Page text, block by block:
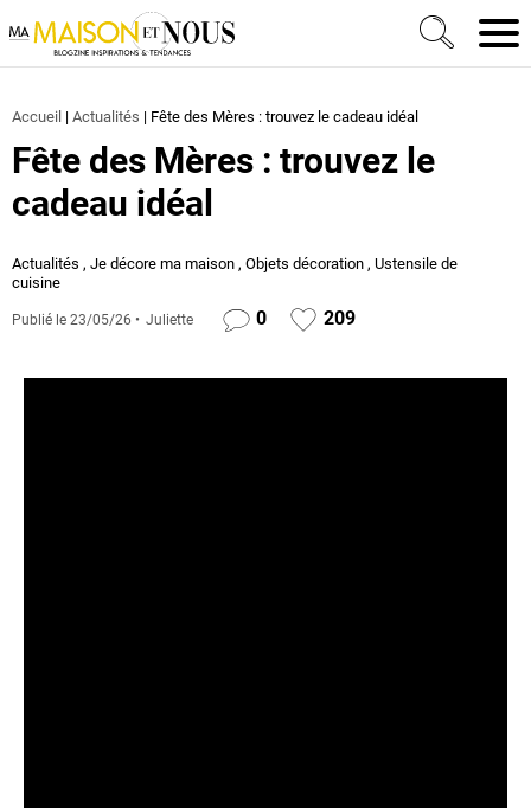
Ma Maison et Nous Construction, rénovation &
Accueil | Actualités | Fête des Mères : trouvez le cadeau idéal
Fête des Mères : trouvez le
cadeau idéal
Actualités , Je décore ma maison , Objets décoration , Ustensile de
cuisine
Publié le 23/05/26 Juliette 0 209